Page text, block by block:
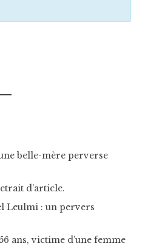
belle-mère perverse
d’article.
Leulmi : un pervers
ans, victime d’une femme